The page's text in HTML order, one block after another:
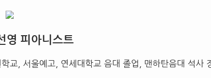
영 피아니스트
교 서울예고 연세대학교 음대 졸업 맨하탄음대 석사